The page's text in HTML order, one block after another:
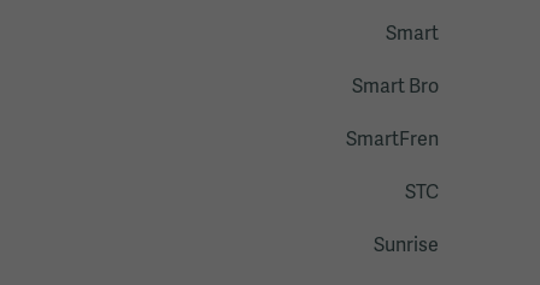
Smart
Smart Bro
SmartFren
STC
Sunrise